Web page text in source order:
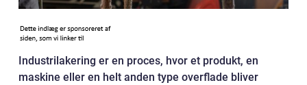
Industrilakering er en proces, hvor et produkt, en
maskine eller en helt anden type overflade bliver